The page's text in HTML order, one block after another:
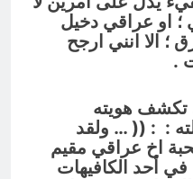
؛ او عراقي دخيل
الا انني ارجح
.
تكشف هويته
: : (( … ولقد
اخ عراقي مقيم
في أحد الكافيهات